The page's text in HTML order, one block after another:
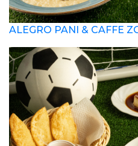
ALEGRO PANI & CAFFE